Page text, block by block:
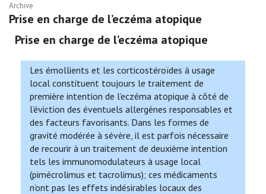
Archive
Prise en charge de l’eczéma atopique
Prise en charge de l’eczéma atopique
Les émollients et les corticostéroïdes à usage
local constituent toujours le traitement de
première intention de l’eczéma atopique à côté de
l’éviction des éventuels allergènes responsables et
des facteurs favorisants. Dans les formes de
gravité modérée à sévère, il est parfois nécessaire
de recourir à un traitement de deuxième intention
tels les immunomodulateurs à usage local
(pimécrolimus et tacrolimus); ces médicaments
n’ont pas les effets indésirables locaux des